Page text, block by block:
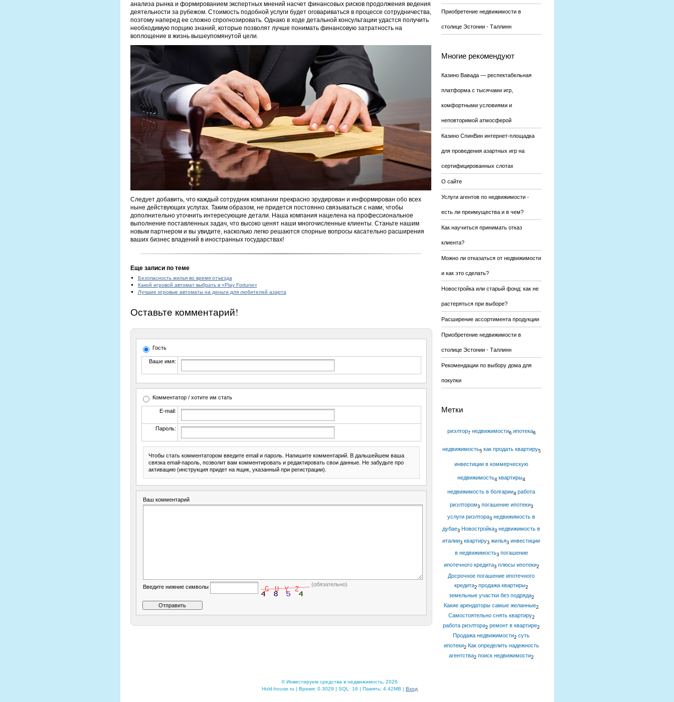
анализа рынка и формированием экспертных мнений насчет финансовых рисков продолжения ведения
деятельности за рубежом. Стоимость подобной услуги будет оговариваться в процессе сотрудничества,
поэтому наперед ее сложно спрогнозировать. Однако в ходе детальной консультации удастся получить
необходимую порцию знаний, которые позволят лучше понимать финансовую затратность на
воплощение в жизнь вышеупомянутой цели.
Следует добавить, что каждый сотрудник компании прекрасно эрудирован и информирован обо всех
ныне действующих услугах. Таким образом, не придется постоянно связываться с нами, чтобы
дополнительно уточнить интересующие детали. Наша компания нацелена на профессиональное
выполнение поставленных задач, что высоко ценят наши многочисленные клиенты. Станьте нашим
новым партнером и вы увидите, насколько легко решаются спорные вопросы касательно расширения
ваших бизнес владений в иностранных государствах!
Еще записи по теме
Безопасность жилья во время отъезда
Какой игровой автомат выбрать в «Play Fortune»
Лучшие игровые автоматы на деньги для любителей азарта
Оставьте комментарий!
Гость
Ваше имя:
Комментатор / хотите им стать
E-mail:
Пароль:
Чтобы стать комментатором введите email и пароль. Напишите комментарий. В дальшейшем ваша
связка email-пароль, позволит вам комментировать и редактировать свои данные. Не забудьте про
активацию (инструкция придет на ящик, указанный при регистрации).
Ваш комментарий
Введите нижние символы (обязательно)
Приобретение недвижимости в
столице Эстонии - Таллинн
Многие рекомендуют
Казино Вавада — респектабельная
платформа с тысячами игр,
комфортными условиями и
неповторимой атмосферой
Казино СпинВин интернет-площадка
для проведения азартных игр на
сертифицированных слотах
О сайте
Услуги агентов по недвижимости -
есть ли преимущества и в чем?
Как научиться принимать отказ
клиента?
Можно ли отказаться от недвижимости
и как это сделать?
Новостройка или старый фонд: как не
растеряться при выборе?
Расширение ассортимента продукции
Приобретение недвижимости в
столице Эстонии - Таллинн
Рекомендации по выбору дома для
покупки
Метки
риэлтор7 недвижимости6 ипотека6
недвижимость5 как продать квартиру5
инвестиции в коммерческую
недвижимость4 квартиры4
недвижимость в болгарии4 работа
риэлтором3 погашение ипотеки3
услуги риэлтора3 недвижимость в
дубае3 Новостройка3 недвижимость в
италии3 квартиру3 жилья3 инвестиции
в недвижимость3 погашение
ипотечного кредита3 плюсы ипотеки2
Досрочное погашение ипотечного
кредита2 продажа квартиры2
земельные участки без подряда2
Какие арендаторы самые желанные2
Самостоятельно снять квартиру2
работа риэлтора2 ремонт в квартире2
Продажа недвижимости2 суть
ипотеки2 Как определить надежность
агентства2 поиск недвижимости2
© Инвестируем средства в недвижимость, 2026
Hold-house.ru | Время: 0.3029 | SQL: 16 | Память: 4.42MB | Вход